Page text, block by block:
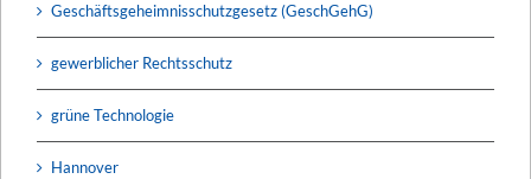
Geschäftsgeheimnisschutzgesetz (GeschGehG)
gewerblicher Rechtsschutz
grüne Technologie
Hannover